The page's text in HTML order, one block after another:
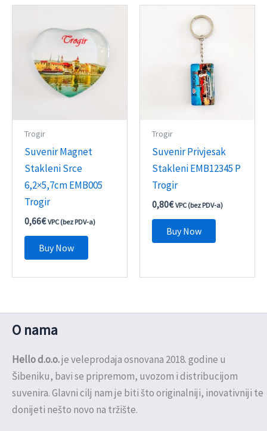
Trogir
Suvenir Magnet
Stakleni Srce
6,2×5,7cm EMB005
Trogir
0,66€ VPC (bez PDV-a)
Buy Now
Trogir
Suvenir Privjesak
Stakleni EMB12345 P
Trogir
0,80€ VPC (bez PDV-a)
Buy Now
O nama
Hello d.o.o.je veleprodaja osnovana 2018. godine u
Šibeniku, bavi se pripremom, uvozom i distribucijom
suvenira. Glavni cilj nam je biti što originalniji, inovativniji te
donijeti nešto novo na tržište.